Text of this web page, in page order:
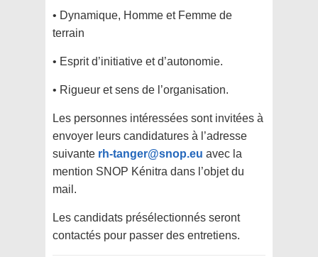
• Dynamique, Homme et Femme de
terrain
• Esprit d’initiative et d’autonomie.
• Rigueur et sens de l’organisation.
Les personnes intéressées sont invitées à
envoyer leurs candidatures à l’adresse
suivante rh-tanger@snop.eu avec la
mention SNOP Kénitra dans l’objet du
mail.
Les candidats présélectionnés seront
contactés pour passer des entretiens.